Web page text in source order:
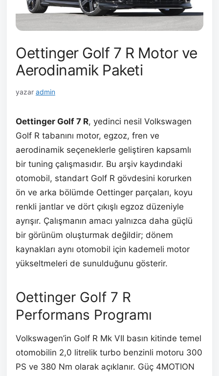
Oettinger Golf 7 R Motor ve
Aerodinamik Paketi
yazar admin
Oettinger Golf 7 R, yedinci nesil Volkswagen
Golf R tabanını motor, egzoz, fren ve
aerodinamik seçeneklerle geliştiren kapsamlı
bir tuning çalışmasıdır. Bu arşiv kaydındaki
otomobil, standart Golf R gövdesini korurken
ön ve arka bölümde Oettinger parçaları, koyu
renkli jantlar ve dört çıkışlı egzoz düzeniyle
ayrışır. Çalışmanın amacı yalnızca daha güçlü
bir görünüm oluşturmak değildir; dönem
kaynakları aynı otomobil için kademeli motor
yükseltmeleri de sunulduğunu gösterir.
Oettinger Golf 7 R
Performans Programı
Volkswagen’in Golf R Mk VII basın kitinde temel
otomobilin 2,0 litrelik turbo benzinli motoru 300
PS ve 380 Nm olarak açıklanır. Güç 4MOTION